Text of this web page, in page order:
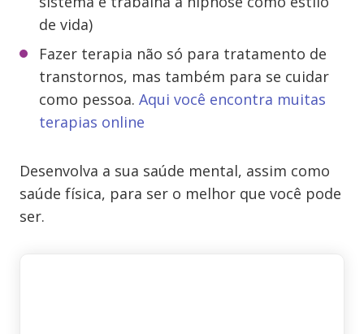
de vida)
Fazer terapia não só para tratamento de
transtornos, mas também para se cuidar
como pessoa. Aqui você encontra muitas
terapias online
Desenvolva a sua saúde mental, assim como
saúde física, para ser o melhor que você pode
ser.